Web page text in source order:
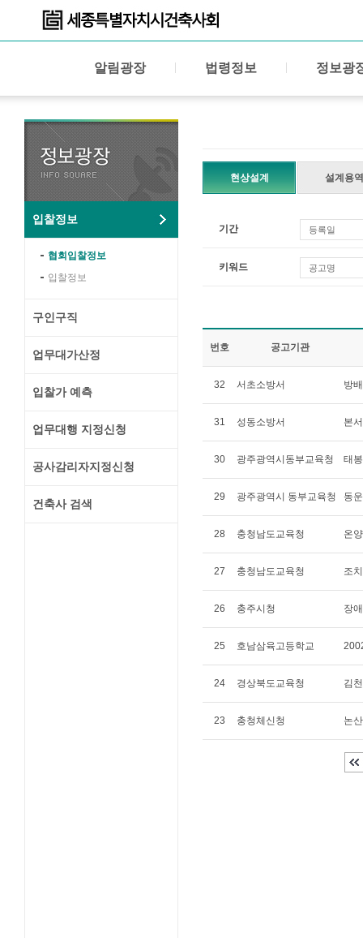
알림광장 법령정보 정보광
입찰정보
협회입찰정보
입찰정보
구인구직
업무대가산정
입찰가 예측
업무대행 지정신청
공사감리자지정신청
건축사 검색
현상설계 설계용역
기간 등록일
키워드 공고명
번호 공고기관
32 서초소방서 방
31 성동소방서 본
30 광주광역시동부교육청 태
29 광주광역시 동부교육청 동
28 충청남도교육청 온
27 충청남도교육청 조
26 충주시청 장
25 호남삼육고등학교
24 경상북도교육청 김
23 충청체신청 논